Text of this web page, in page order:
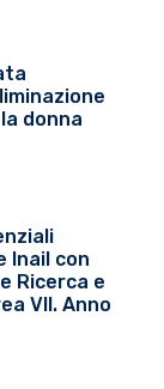
donna
Inail con
Ricerca e
VII. Anno